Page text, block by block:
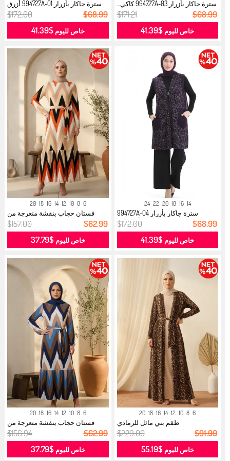
سترة جاكار بأزرار 994727A-03 كاكي...
$171.21 $68.99
خاص لليوم $41.39
سترة جاكار بأزرار 994727A-01 أزرق
د...
$172.00 $68.99
خاص لليوم$41.39
14
16
18
20
22
24
سترة جاكار بأزرار 994727A-04
أرجوان...
$172.00 $68.99
خاص لليوم $41.39
6
8
10
12
14
16
18
20
فستان حجاب بنقشة متعرجة من
قماش الك...
$157.00 $62.99
خاص لليوم$37.79
6
8
10
12
14
16
18
20
طقم بني مائل للرمادي
$229.00 $91.99
خاص لليوم$55.19
6
8
10
12
14
16
18
20
فستان حجاب بنقشة متعرجة من
قماش الك...
$156.94 $62.99
خاص لليوم$37.79